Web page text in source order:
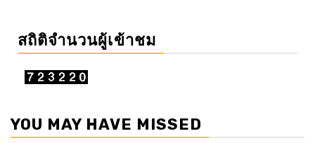
สถิติจำนวนผู้เข้าชม
YOU MAY HAVE MISSED